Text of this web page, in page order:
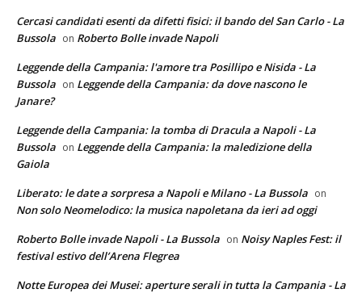
Cercasi candidati esenti da difetti fisici: il bando del San Carlo - La
Bussola on Roberto Bolle invade Napoli
Leggende della Campania: l'amore tra Posillipo e Nisida - La
Bussola on Leggende della Campania: da dove nascono le
Janare?
Leggende della Campania: la tomba di Dracula a Napoli - La
Bussola on Leggende della Campania: la maledizione della
Gaiola
Liberato: le date a sorpresa a Napoli e Milano - La Bussola on
Non solo Neomelodico: la musica napoletana da ieri ad oggi
Roberto Bolle invade Napoli - La Bussola on Noisy Naples Fest: il
festival estivo dell’Arena Flegrea
Notte Europea dei Musei: aperture serali in tutta la Campania - La